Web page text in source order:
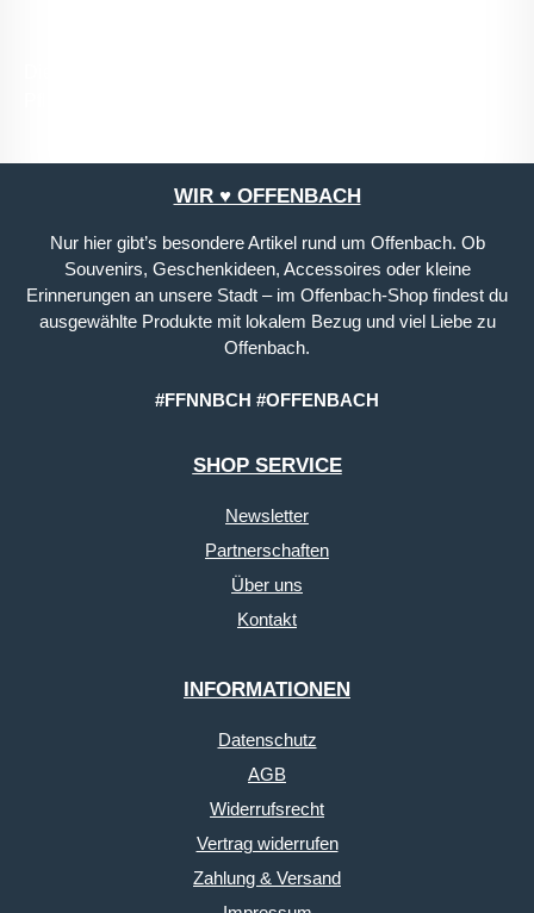
WIR ♥ OFFENBACH
Nur hier gibt’s besondere Artikel rund um Offenbach. Ob
Souvenirs, Geschenkideen, Accessoires oder kleine
Erinnerungen an unsere Stadt – im Offenbach-Shop findest du
ausgewählte Produkte mit lokalem Bezug und viel Liebe zu
Offenbach.
#FFNNBCH #OFFENBACH
SHOP SERVICE
Newsletter
Partnerschaften
Über uns
Kontakt
INFORMATIONEN
Datenschutz
AGB
Widerrufsrecht
Vertrag widerrufen
Zahlung & Versand